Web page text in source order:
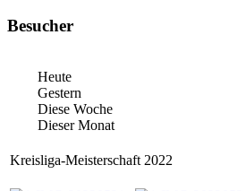
Besucher
Heute
Gestern
Diese Woche
Dieser Monat
Kreisliga-Meisterschaft 2022